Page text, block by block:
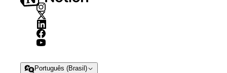
Português (Brasil)